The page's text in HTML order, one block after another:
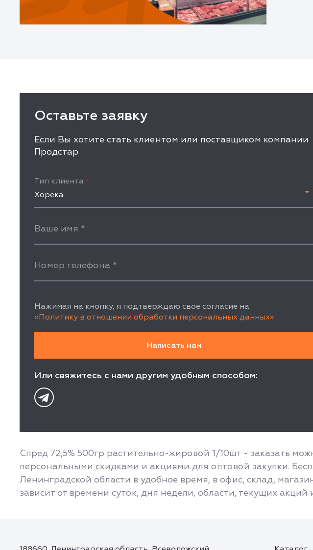
Оставьте заявку
Если Вы хотите стать клиентом или поставщиком компании
Продстар
Тип клиента *
Хорека
Ваше имя *
Номер телефона *
Нажимая на кнопку, я подтверждаю свое согласие на
«Политику в отношении обработки персональных данных»
Или свяжитесь с нами другим удобным способом:
Спред 72,5% 500гр растительно-жировой 1/10шт - заказать
персональными скидками и акциями для оптовой закупки.
Ленинградской области в удобное время, в офис, склад,
зависит от времени суток, дня недели, области, текущих акций